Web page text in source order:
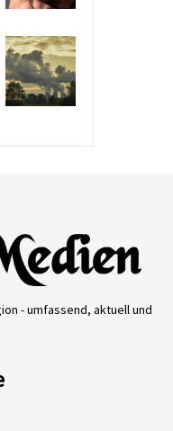
- umfassend, aktuell und